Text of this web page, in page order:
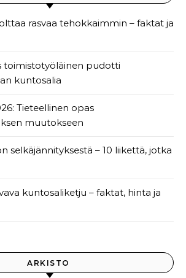
rasvaa tehokkaimmin – faktat ja
toimistotyöläinen pudotti
kuntosalia
Tieteellinen opas
muutokseen
selkäjännityksestä – 10 liikettä, jotka
kuntosaliketju – faktat, hinta ja
ARKISTO